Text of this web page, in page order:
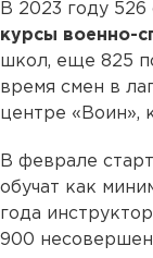
В 2023 году
курсы военно-
школ, еще 825
время смен в
центре «Воин»,
В феврале
обучат как
года
900